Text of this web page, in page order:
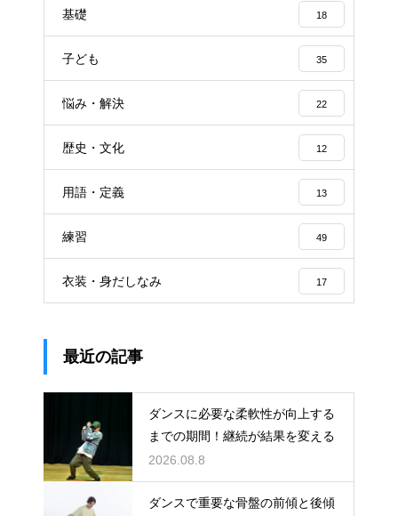
基礎 18
子ども 35
悩み・解決 22
歴史・文化 12
用語・定義 13
練習 49
衣装・身だしなみ 17
最近の記事
ダンスに必要な柔軟性が向上する
までの期間！継続が結果を変える
2026.08.8
ダンスで重要な骨盤の前傾と後傾